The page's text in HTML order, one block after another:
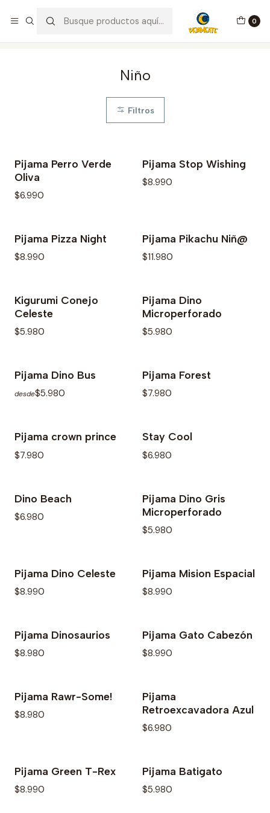
0
Niño
Niño
Filtros
Pijama Perro Verde
Oliva
$6.990
Pijama Stop Wishing
$8.990
Pijama Pizza Night
$8.990
Pijama Pikachu Niñ@
$11.980
Agotado
Kigurumi Conejo
Celeste
$5.980
Agotado
Pijama Dino
Microperforado
$5.980
Pijama Dino Bus
desde$5.980
Pijama Forest
$7.980
Pijama crown prince
$7.980
Stay Cool
$6.980
Dino Beach
$6.980
Pijama Dino Gris
Microperforado
$5.980
Pijama Dino Celeste
$8.990
Pijama Mision Espacial
$8.990
Pijama Dinosaurios
$8.980
Pijama Gato Cabezón
$8.990
Pijama Rawr-Some!
$8.980
Agotado
Pijama
Retroexcavadora Azul
$6.980
Agotado
Pijama Green T-Rex
$8.990
Pijama Batigato
$5.980